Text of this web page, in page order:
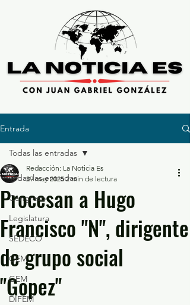
Entrada
Todas las entradas
Congreso
Legislatura
SEDECO
GEM
GEM
DIFEM
Todas las entradas
Procesan a Hugo
Francisco "N", dirigente
de grupo social
"Gopez"
Redacción: La Noticia Es
29 may 2025 2 min de lectura